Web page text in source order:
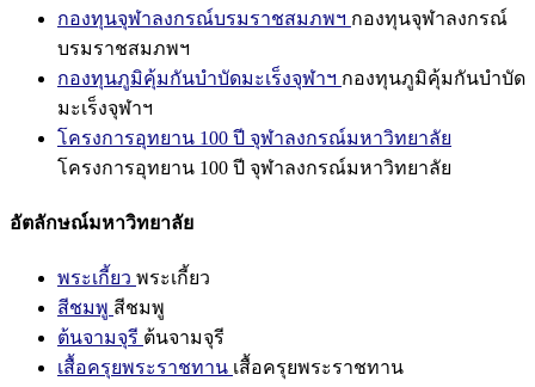
กองทุนจุฬาลงกรณ์บรมราชสมภพฯ กองทุนจุฬาลงกรณ์
บรมราชสมภพฯ
กองทุนภูมิคุ้มกันบำบัดมะเร็งจุฬาฯ กองทุนภูมิคุ้มกันบำบัด
มะเร็งจุฬาฯ
โครงการอุทยาน 100 ปี จุฬาลงกรณ์มหาวิทยาลัย
โครงการอุทยาน 100 ปี จุฬาลงกรณ์มหาวิทยาลัย
อัตลักษณ์มหาวิทยาลัย
พระเกี้ยว พระเกี้ยว
สีชมพู สีชมพู
ต้นจามจุรี ต้นจามจุรี
เสื้อครุยพระราชทาน เสื้อครุยพระราชทาน